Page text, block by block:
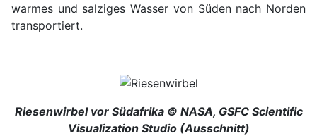
warmes und salziges Wasser von Süden nach Norden
transportiert.
Riesenwirbel vor Südafrika © NASA, GSFC Scientific
Visualization Studio (Ausschnitt)